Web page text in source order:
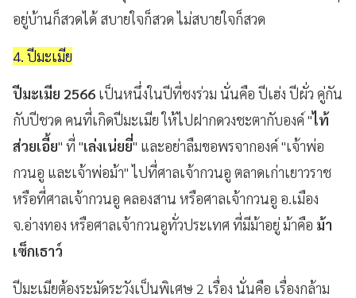
อยู่บ้านก็สวดได้ สบายใจก็สวด ไม่สบายใจก็สวด
4. ปีมะเมีย
ปีมะเมีย 2566 เป็นหนึ่งในปีที่ชงร่วม นั่นคือ ปีเฮ่ง ปีผั่ว คู่กัน
กับปีชวด คนที่เกิดปีมะเมีย ให้ไปฝากดวงชะตากับองค์ "ไท้
ส่วยเอี้ย" ที่ "เล่งเน่ยยี่" และอย่าลืมขอพรจากองค์ "เจ้าพ่อ
กวนอู และเจ้าพ่อม้า" ไปที่ศาลเจ้ากวนอู ตลาดเก่าเยาวราช
หรือที่ศาลเจ้ากวนอู คลองสาน หรือศาลเจ้ากวนอู อ.เมือง
จ.อ่างทอง หรือศาลเจ้ากวนอูทั่วประเทศ ที่มีม้าอยู่ ม้าคือ ม้า
เซ็กเธาว์
ปีมะเมียต้องระมัดระวังเป็นพิเศษ 2 เรื่อง นั่นคือ เรื่องกล้าม